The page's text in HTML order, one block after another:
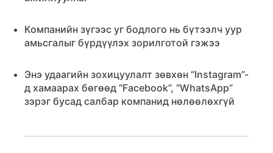
Компанийн зүгээс уг бодлого нь бүтээлч уур
амьсгалыг бүрдүүлэх зорилготой гэжээ
Энэ удаагийн зохицуулалт зөвхөн “Instagram”-
д хамаарах бөгөөд “Facebook”, “WhatsApp”
зэрэг бусад салбар компанид нөлөөлөхгүй